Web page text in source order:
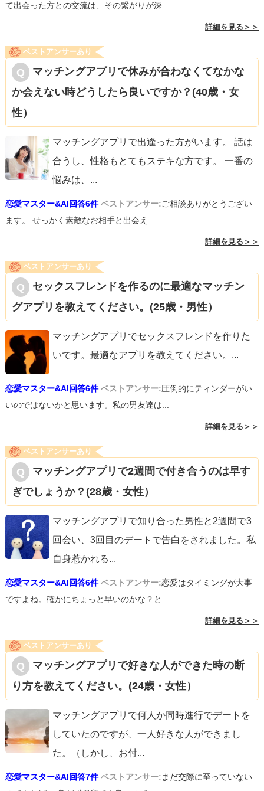
て出会った方との交流は、その繋がりが深...
詳細を見る＞＞
ベストアンサーあり
マッチングアプリで休みが合わなくてなかな
か会えない時どうしたら良いですか？(40歳・女
性）
マッチングアプリで出逢った方がいます。 話は
合うし、性格もとてもステキな方です。 一番の
悩みは、 ...
恋愛マスター&AI回答6件 ベストアンサー:ご相談ありがとうござい
ます。 せっかく素敵なお相手と出会え...
詳細を見る＞＞
ベストアンサーあり
セックスフレンドを作るのに最適なマッチン
グアプリを教えてください。(25歳・男性）
マッチングアプリでセックスフレンドを作りた
いです。最適なアプリを教えてください。 ...
恋愛マスター&AI回答6件 ベストアンサー:圧倒的にティンダーがい
いのではないかと思います。私の男友達は...
詳細を見る＞＞
ベストアンサーあり
マッチングアプリで2週間で付き合うのは早す
ぎでしょうか？(28歳・女性）
マッチングアプリで知り合った男性と2週間で3
回会い、3回目のデートで告白をされました。私
自身惹かれる...
恋愛マスター&AI回答6件 ベストアンサー:恋愛はタイミングが大事
ですよね。確かにちょっと早いのかな？と...
詳細を見る＞＞
ベストアンサーあり
マッチングアプリで好きな人ができた時の断
り方を教えてください。(24歳・女性）
マッチングアプリで何人か同時進行でデートを
していたのですが、一人好きな人ができまし
た。（しかし、お付...
恋愛マスター&AI回答7件 ベストアンサー:まだ交際に至っていない